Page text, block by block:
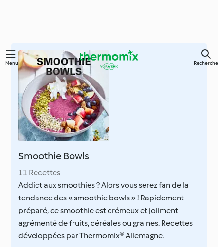
Skip
content
Menu Recherche
Smoothie Bowls
11 Recettes
Addict aux smoothies ? Alors vous serez fan de la
tendance des « smoothie bowls » ! Rapidement
préparé, ce smoothie est crémeux et joliment
agrémenté de fruits, céréales ou graines. Recettes
développées par Thermomix® Allemagne.